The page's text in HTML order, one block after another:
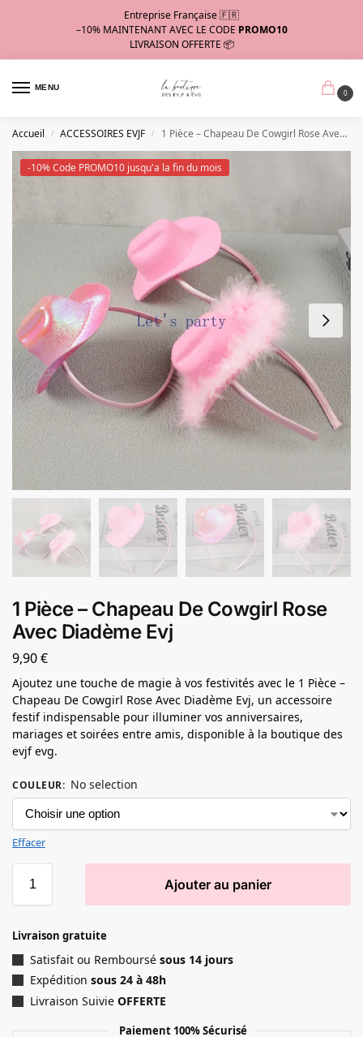
Entreprise Française 🇫🇷
–10% MAINTENANT AVEC LE CODE PROMO10
LIVRAISON OFFERTE 📦
MENU
0
Accueil / ACCESSOIRES EVJF / 1 Pièce – Chapeau De Cowgirl Rose Avec Diadème Evj
-10% Code PROMO10 jusqu'a la fin du mois
1 Pièce – Chapeau De Cowgirl Rose
Avec Diadème Evj
9,90€
Ajoutez une touche de magie à vos festivités avec le 1 Pièce –
Chapeau De Cowgirl Rose Avec Diadème Evj, un accessoire
festif indispensable pour illuminer vos anniversaires,
mariages et soirées entre amis, disponible à la boutique des
evjf evg.
COULEUR: No selection
Effacer
Ajouter au panier
Livraison gratuite
Satisfait ou Remboursé sous 14 jours
Expédition sous 24 à 48h
Livraison Suivie OFFERTE
Paiement 100% Sécurisé